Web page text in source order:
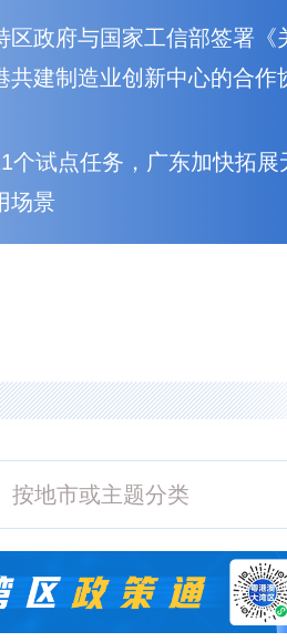
无人区”，为大湾区“黄
区政府与国家工信部签署《
共建制造业创新中心的合作
个试点任务，广东加快拓展
场景
按地市或主题分类